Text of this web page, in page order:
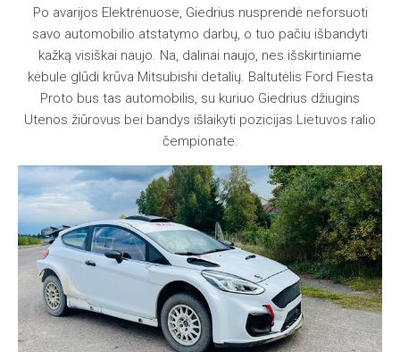
Po avarijos Elektrėnuose, Giedrius nusprendė neforsuoti
savo automobilio atstatymo darbų, o tuo pačiu išbandyti
kažką visiškai naujo. Na, dalinai naujo, nes išskirtiniame
kėbule glūdi krūva Mitsubishi detalių. Baltutėlis Ford Fiesta
Proto bus tas automobilis, su kuriuo Giedrius džiugins
Utenos žiūrovus bei bandys išlaikyti pozicijas Lietuvos ralio
čempionate.